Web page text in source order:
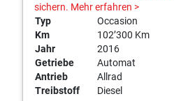
sichern. Mehr erfahren >
Typ
Occasion
Km
102’300 Km
Jahr
2016
Getriebe
Automat
Antrieb
Allrad
Treibstoff
Diesel